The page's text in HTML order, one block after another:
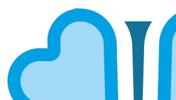
РЕСУРСНЫЙ ЦЕНТР